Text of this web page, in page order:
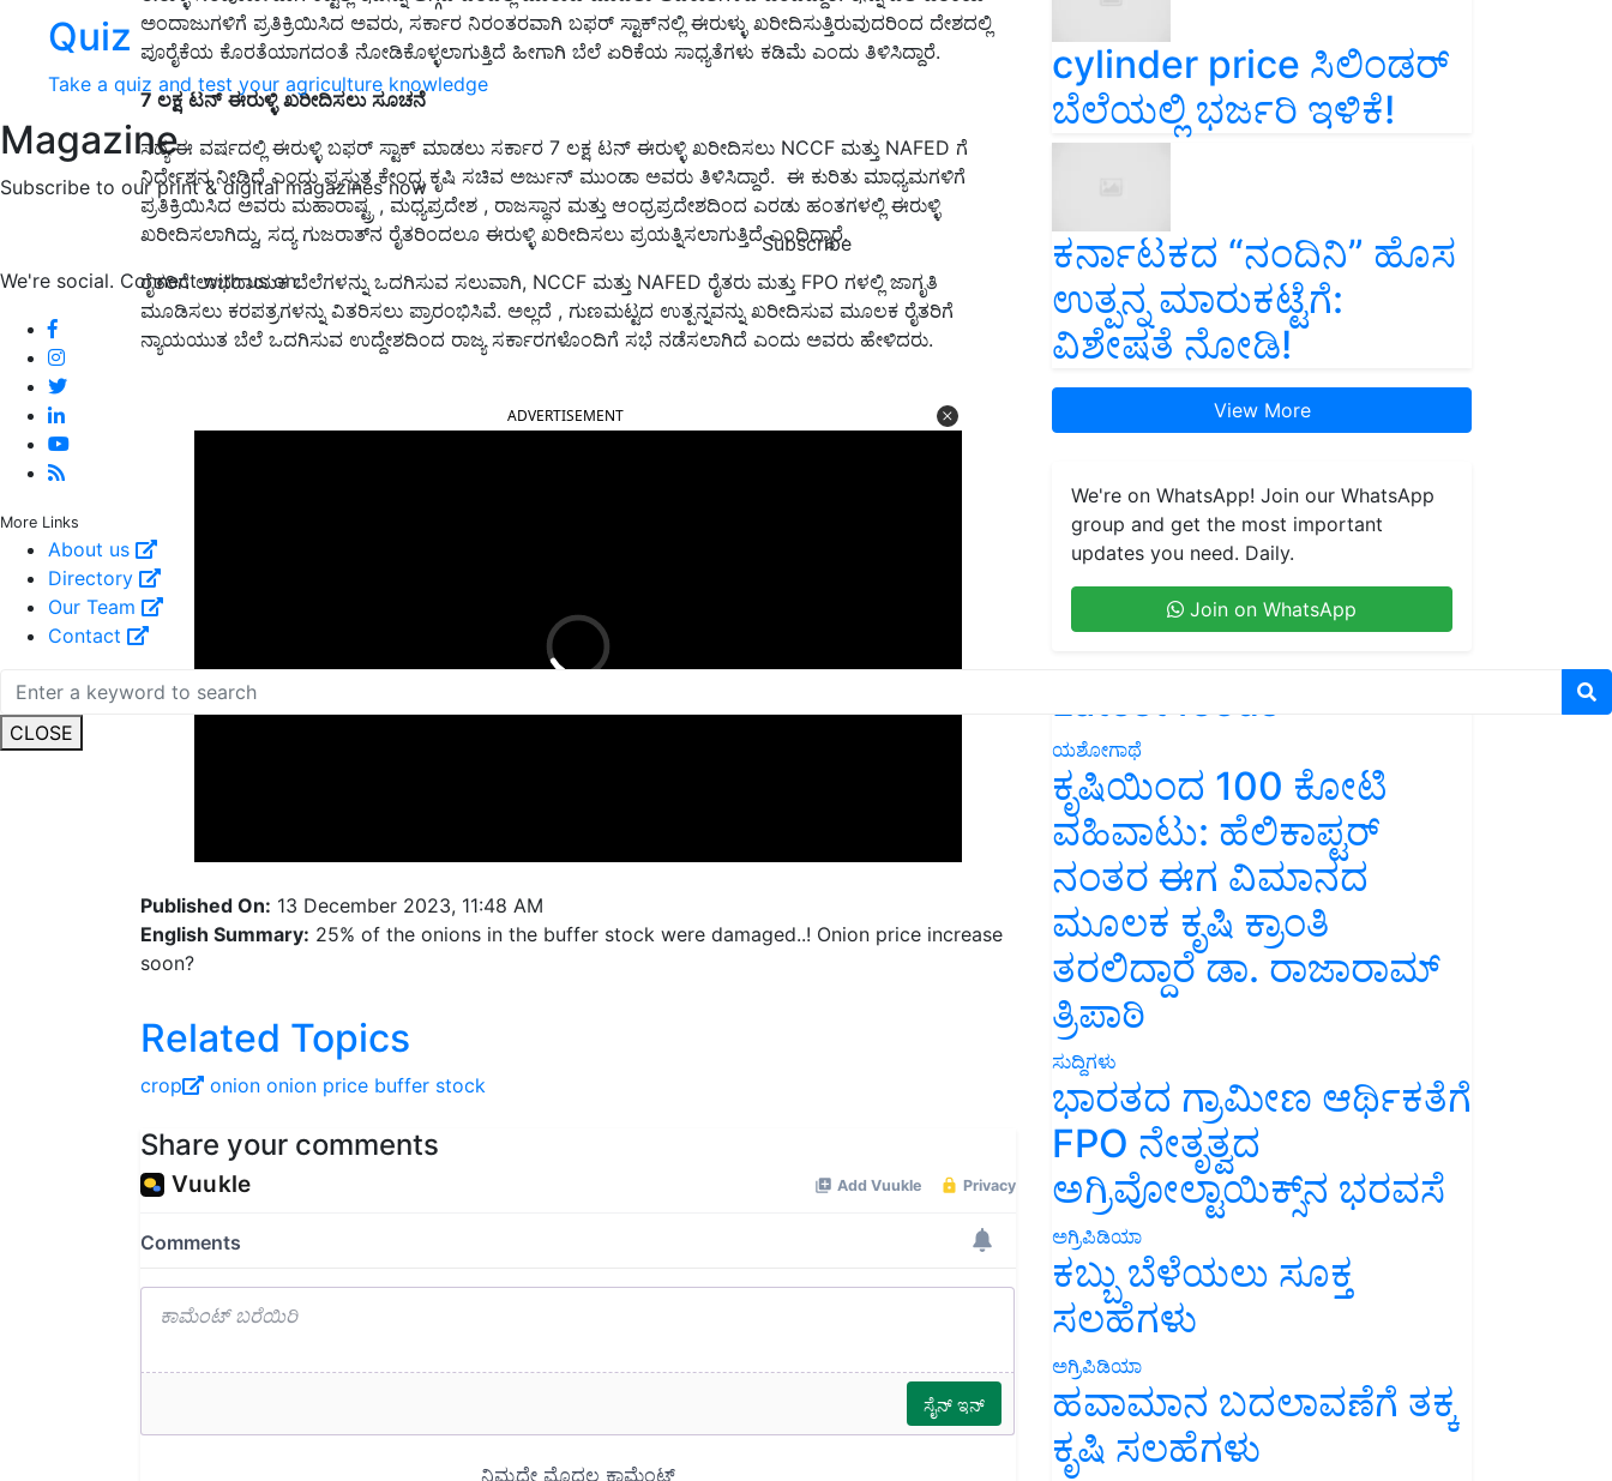
Quiz
Take a quiz and test your agriculture knowledge
Magazine
Subscribe to our print & digital magazines now
Subscribe
We're social. Connect with us on:
More Links
About us
Directory
Our Team
Contact
CLOSE
ಅಂದಾಜುಗಳಿಗೆ ಪ್ರತಿಕ್ರಿಯಿಸಿದ ಅವರು, ಸರ್ಕಾರ ನಿರಂತರವಾಗಿ ಬಫರ್‌ ಸ್ಟಾಕ್‌ನಲ್ಲಿ ಈರುಳ್ಳು ಖರೀದಿಸುತ್ತಿರುವುದರಿಂದ ದೇಶದಲ್ಲಿ
ಪೂರೈಕೆಯ ಕೊರತೆಯಾಗದಂತೆ ನೋಡಿಕೊಳ್ಳಲಾಗುತ್ತಿದೆ ಹೀಗಾಗಿ ಬೆಲೆ ಏರಿಕೆಯ ಸಾಧ್ಯತೆಗಳು ಕಡಿಮೆ ಎಂದು ತಿಳಿಸಿದ್ದಾರೆ.
7 ಲಕ್ಷ ಟನ್ ಈರುಳ್ಳಿ ಖರೀದಿಸಲು ಸೂಚನೆ
ಸದ್ಯ ಈ ವರ್ಷದಲ್ಲಿ ಈರುಳ್ಳಿ ಬಫರ್ ಸ್ಟಾಕ್‌ ಮಾಡಲು ಸರ್ಕಾರ 7 ಲಕ್ಷ ಟನ್ ಈರುಳ್ಳಿ ಖರೀದಿಸಲು NCCF ಮತ್ತು NAFED ಗೆ
ನಿರ್ದೇಶನ ನೀಡಿದೆ ಎಂದು ಪ್ರಸ್ತುತ ಕೇಂದ್ರ ಕೃಷಿ ಸಚಿವ ಅರ್ಜುನ್‌ ಮುಂಡಾ ಅವರು ತಿಳಿಸಿದ್ದಾರೆ. ಈ ಕುರಿತು ಮಾಧ್ಯಮಗಳಿಗೆ
ಪ್ರತಿಕ್ರಿಯಿಸಿದ ಅವರು ಮಹಾರಾಷ್ಟ್ರ , ಮಧ್ಯಪ್ರದೇಶ , ರಾಜಸ್ಥಾನ ಮತ್ತು ಆಂಧ್ರಪ್ರದೇಶದಿಂದ ಎರಡು ಹಂತಗಳಲ್ಲಿ ಈರುಳ್ಳಿ
ಖರೀದಿಸಲಾಗಿದ್ದು, ಸದ್ಯ ಗುಜರಾತ್‌ನ ರೈತರಿಂದಲೂ ಈರುಳ್ಳಿ ಖರೀದಿಸಲು ಪ್ರಯತ್ನಿಸಲಾಗುತ್ತಿದೆ ಎಂದಿದ್ದಾರೆ.
ರೈತರಿಗೆ ಲಾಭದಾಯಕ ಬೆಲೆಗಳನ್ನು ಒದಗಿಸುವ ಸಲುವಾಗಿ, NCCF ಮತ್ತು NAFED ರೈತರು ಮತ್ತು FPO ಗಳಲ್ಲಿ ಜಾಗೃತಿ
ಮೂಡಿಸಲು ಕರಪತ್ರಗಳನ್ನು ವಿತರಿಸಲು ಪ್ರಾರಂಭಿಸಿವೆ. ಅಲ್ಲದೆ , ಗುಣಮಟ್ಟದ ಉತ್ಪನ್ನವನ್ನು ಖರೀದಿಸುವ ಮೂಲಕ ರೈತರಿಗೆ
ನ್ಯಾಯಯುತ ಬೆಲೆ ಒದಗಿಸುವ ಉದ್ದೇಶದಿಂದ ರಾಜ್ಯ ಸರ್ಕಾರಗಳೊಂದಿಗೆ ಸಭೆ ನಡೆಸಲಾಗಿದೆ ಎಂದು ಅವರು ಹೇಳಿದರು.
English Summary:25% of the onions in the buffer stock were damaged..! Onion price increase
soon?
Related Topics
crop onion onion price buffer stock
cylinder price ಸಿಲಿಂಡರ್‌
ಬೆಲೆಯಲ್ಲಿ ಭರ್ಜರಿ ಇಳಿಕೆ!
ಕರ್ನಾಟಕದ “ನಂದಿನಿ” ಹೊಸ
ಉತ್ಪನ್ನ ಮಾರುಕಟ್ಟೆಗೆ:
ವಿಶೇಷತೆ ನೋಡಿ!
View More
We're on WhatsApp! Join our WhatsApp
group and get the most important
updates you need. Daily.
Join on WhatsApp
Latest feeds
ಯಶೋಗಾಥೆ
ಕೃಷಿಯಿಂದ 100 ಕೋಟಿ
ವಹಿವಾಟು: ಹೆಲಿಕಾಪ್ಟರ್
ನಂತರ ಈಗ ವಿಮಾನದ
ಮೂಲಕ ಕೃಷಿ ಕ್ರಾಂತಿ
ತರಲಿದ್ದಾರೆ ಡಾ. ರಾಜಾರಾಮ್
ತ್ರಿಪಾಠಿ
ಸುದ್ದಿಗಳು
ಭಾರತದ ಗ್ರಾಮೀಣ ಆರ್ಥಿಕತೆಗೆ
FPO ನೇತೃತ್ವದ
ಅಗ್ರಿವೋಲ್ಟಾಯಿಕ್ಸ್‌ನ ಭರವಸೆ
ಅಗ್ರಿಪಿಡಿಯಾ
ಕಬ್ಬು ಬೆಳೆಯಲು ಸೂಕ್ತ
ಸಲಹೆಗಳು
ಅಗ್ರಿಪಿಡಿಯಾ
ಹವಾಮಾನ ಬದಲಾವಣೆಗೆ ತಕ್ಕ
ಕೃಷಿ ಸಲಹೆಗಳು